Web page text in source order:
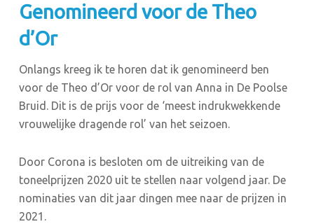
Genomineerd voor de Theo
d’Or
Onlangs kreeg ik te horen dat ik genomineerd ben
voor de Theo d’Or voor de rol van Anna in De Poolse
Bruid. Dit is de prijs voor de ‘meest indrukwekkende
vrouwelijke dragende rol’ van het seizoen.
Door Corona is besloten om de uitreiking van de
toneelprijzen 2020 uit te stellen naar volgend jaar. De
nominaties van dit jaar dingen mee naar de prijzen in
2021.